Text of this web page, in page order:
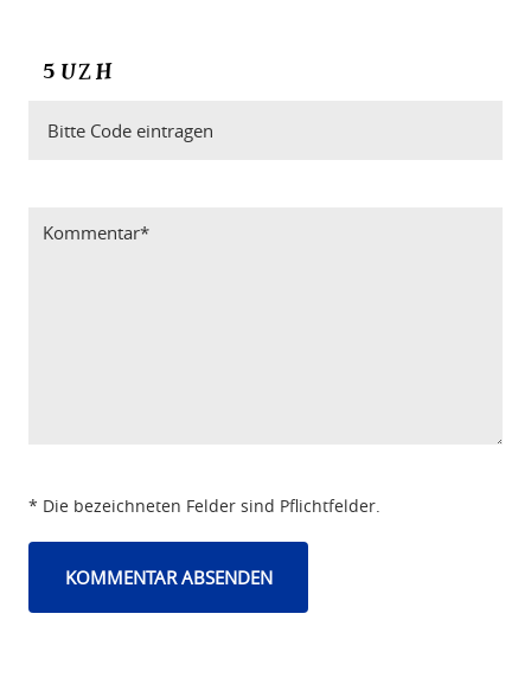
* Die bezeichneten Felder sind Pflichtfelder.